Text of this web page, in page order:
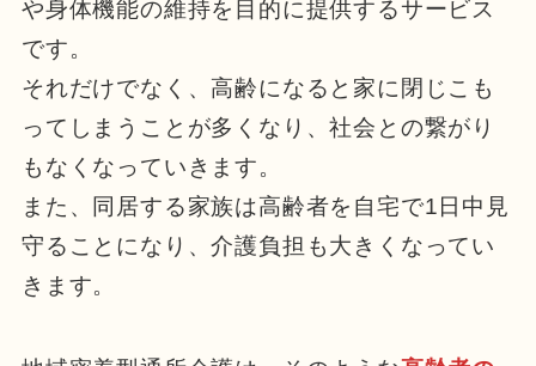
や身体機能の維持を目的に提供するサービス
です。
それだけでなく、高齢になると家に閉じこも
ってしまうことが多くなり、社会との繋がり
もなくなっていきます。
また、同居する家族は高齢者を自宅で1日中見
守ることになり、介護負担も大きくなってい
きます。